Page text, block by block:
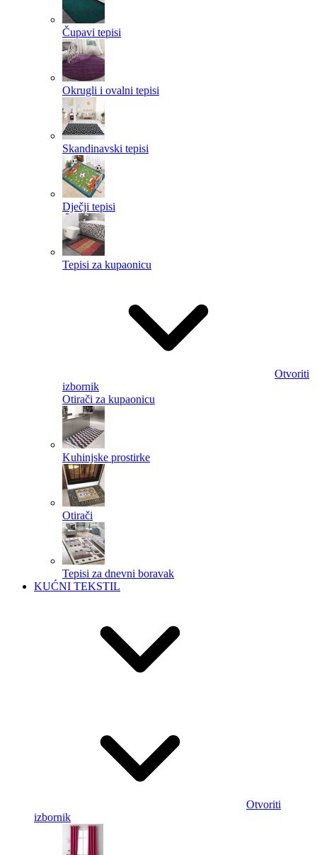
Čupavi tepisi
Okrugli i ovalni tepisi
Skandinavski tepisi
Dječji tepisi
Tepisi za kupaonicu
Otvoriti
izbornik
Otirači za kupaonicu
Kuhinjske prostirke
Otirači
Tepisi za dnevni boravak
KUĆNI TEKSTIL
Otvoriti
izbornik